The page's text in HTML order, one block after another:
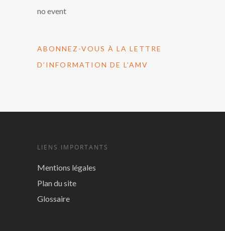
no event
ABONNEZ-VOUS À LA LETTRE
D’INFORMATION DE L’AMV
LIENS IMPORTANTS
Mentions légales
Plan du site
Glossaire